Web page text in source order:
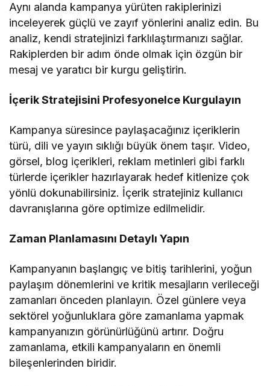
Aynı alanda kampanya yürüten rakiplerinizi
inceleyerek güçlü ve zayıf yönlerini analiz edin. Bu
analiz, kendi stratejinizi farklılaştırmanızı sağlar.
Rakiplerden bir adım önde olmak için özgün bir
mesaj ve yaratıcı bir kurgu geliştirin.
İçerik Stratejisini Profesyonelce Kurgulayın
Kampanya süresince paylaşacağınız içeriklerin
türü, dili ve yayın sıklığı büyük önem taşır. Video,
görsel, blog içerikleri, reklam metinleri gibi farklı
türlerde içerikler hazırlayarak hedef kitlenize çok
yönlü dokunabilirsiniz. İçerik stratejiniz kullanıcı
davranışlarına göre optimize edilmelidir.
Zaman Planlamasını Detaylı Yapın
Kampanyanın başlangıç ve bitiş tarihlerini, yoğun
paylaşım dönemlerini ve kritik mesajların verileceği
zamanları önceden planlayın. Özel günlere veya
sektörel yoğunluklara göre zamanlama yapmak
kampanyanızın görünürlüğünü artırır. Doğru
zamanlama, etkili kampanyaların en önemli
bileşenlerinden biridir.